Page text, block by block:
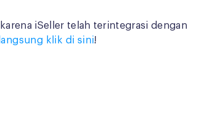
iSeller telah terintegrasi dengan
langsung klik di sini!